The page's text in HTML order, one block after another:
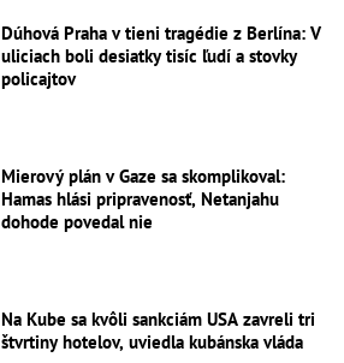
Dúhová Praha v tieni tragédie z Berlína: V
uliciach boli desiatky tisíc ľudí a stovky
policajtov
Mierový plán v Gaze sa skomplikoval:
Hamas hlási pripravenosť, Netanjahu
dohode povedal nie
Na Kube sa kvôli sankciám USA zavreli tri
štvrtiny hotelov, uviedla kubánska vláda